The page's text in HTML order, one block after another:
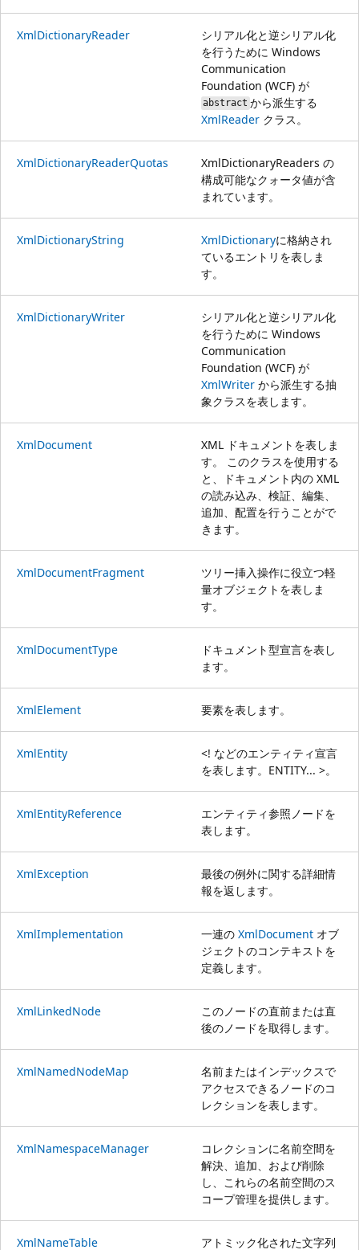
XmlDictionaryReader
シリアル化と逆シリアル化
を行うために Windows
Communication
Foundation (WCF) が
abstract から派生する
XmlReader クラス。
XmlDictionaryReaderQuotas
XmlDictionaryReaders の
構成可能なクォータ値が含
まれています。
XmlDictionaryString XmlDictionaryに格納され
ているエントリを表しま
す。
XmlDictionaryWriter
シリアル化と逆シリアル化
を行うために Windows
Communication
Foundation (WCF) が
XmlWriter から派生する抽
象クラスを表します。
XmlDocument
XML ドキュメントを表しま
す。 このクラスを使用する
と、ドキュメント内の XML
の読み込み、検証、編集、
追加、配置を行うことがで
きます。
XmlDocumentFragment
ツリー挿入操作に役立つ軽
量オブジェクトを表しま
す。
XmlDocumentType
ドキュメント型宣言を表し
ます。
XmlElement 要素を表します。
XmlEntity
<! などのエンティティ宣言
を表します。ENTITY... >。
XmlEntityReference
エンティティ参照ノードを
表します。
XmlException
最後の例外に関する詳細情
報を返します。
XmlImplementation 一連の XmlDocument オブ
ジェクトのコンテキストを
定義します。
XmlLinkedNode
このノードの直前または直
後のノードを取得します。
XmlNamedNodeMap
名前またはインデックスで
アクセスできるノードのコ
レクションを表します。
XmlNamespaceManager
コレクションに名前空間を
解決、追加、および削除
し、これらの名前空間のス
コープ管理を提供します。
XmlNameTable アトミック化された文字列